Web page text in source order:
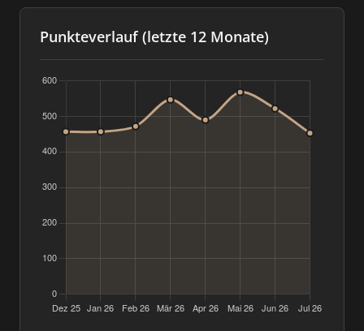
Punkteverlauf (letzte 12 Monate)